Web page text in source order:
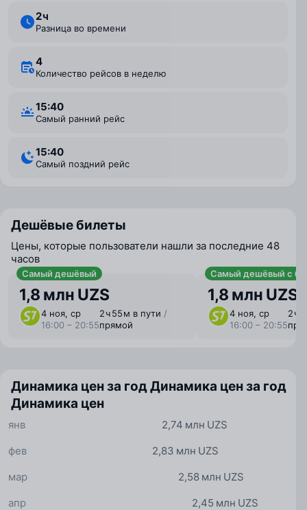
2 ⁠ч
Разница во времени
4
Количество рейсов в неделю
15:40
Самый ранний рейс
15:40
Самый поздний рейс
Дешёвые билеты
Цены, которые пользователи нашли за последние 48
часов
Самый дешёвый
1,8 млн UZS
4 ноя, ср
16:00 – 20:55
2 ⁠ч 55 ⁠м в пути /
прямой
Самый дешёвый с
1,8 млн UZS
4 ноя, ср
16:00 – 20:55
2 ⁠ч
Динамика цен за годДинамика цен за год
Динамика цен
2,74 млн UZS
янв
2,83 млн UZS
фев
2,58 млн UZS
мар
2,45 млн UZS
апр